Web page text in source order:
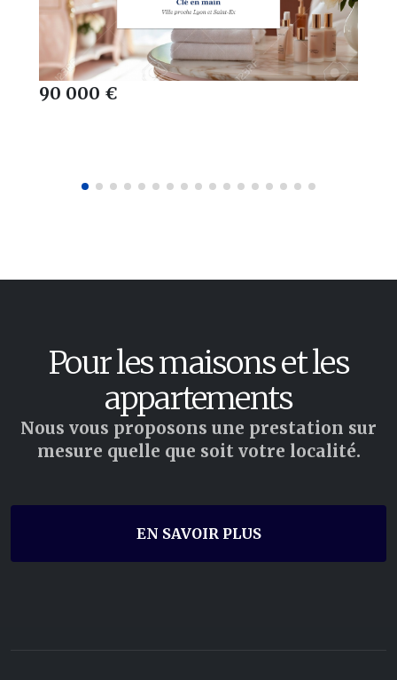
90 000 €
Pour les maisons et les
appartements
Nous vous proposons une prestation sur
mesure quelle que soit votre localité.
EN SAVOIR PLUS